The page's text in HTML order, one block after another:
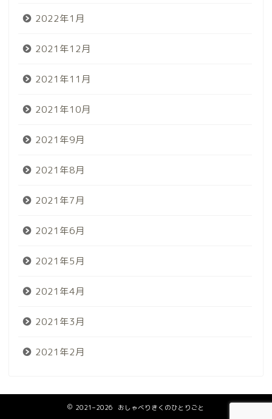
2022年1月
2021年12月
2021年11月
2021年10月
2021年9月
2021年8月
2021年7月
2021年6月
2021年5月
2021年4月
2021年3月
2021年2月
2021–2026 おしゃべりきくのひとりごと